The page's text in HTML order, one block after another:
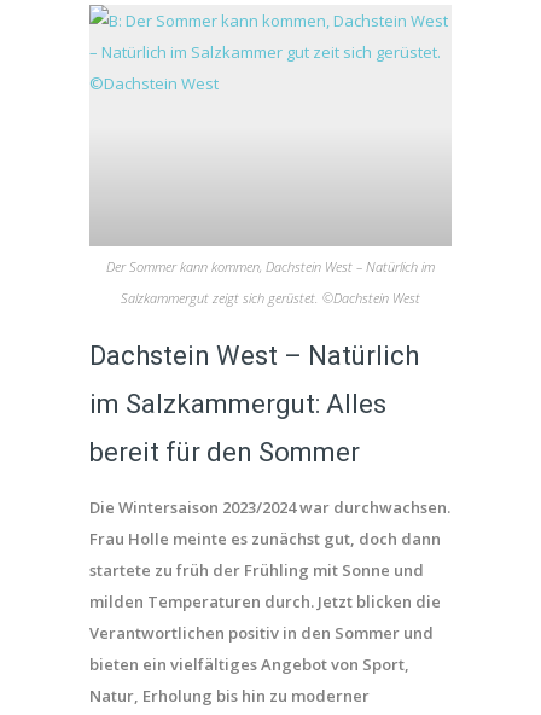
Der Sommer kann kommen, Dachstein West – Natürlich im
Salzkammergut zeigt sich gerüstet. ©Dachstein West
Dachstein West – Natürlich
im Salzkammergut: Alles
bereit für den Sommer
Die Wintersaison 2023/2024 war durchwachsen.
Frau Holle meinte es zunächst gut, doch dann
startete zu früh der Frühling mit Sonne und
milden Temperaturen durch. Jetzt blicken die
Verantwortlichen positiv in den Sommer und
bieten ein vielfältiges Angebot von Sport,
Natur, Erholung bis hin zu moderner